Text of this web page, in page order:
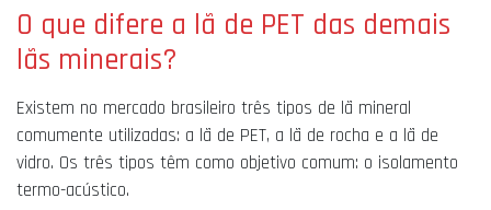
O que difere a lã de PET das demais
lãs minerais?
Existem no mercado brasileiro três tipos de lã mineral
comumente utilizadas: a lã de PET, a lã de rocha e a lã de
vidro. Os três tipos têm como objetivo comum: o isolamento
termo-acústico.